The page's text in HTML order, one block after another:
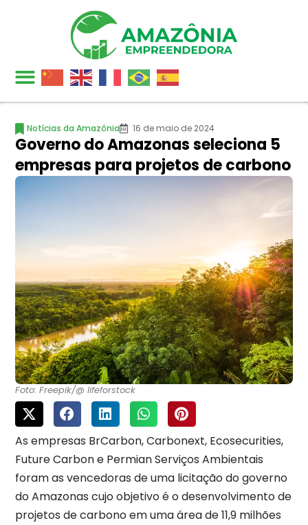
Notícias da Amazônia 16 de maio de 2024
Governo do Amazonas seleciona 5
empresas para projetos de carbono
Foto: Freepik/@ lifeforstock
As empresas BrCarbon, Carbonext, Ecosecurities,
Future Carbon e Permian Serviços Ambientais
foram as vencedoras de uma licitação do governo
do Amazonas cujo objetivo é o desenvolvimento de
projetos de carbono em uma área de 11,9 milhões